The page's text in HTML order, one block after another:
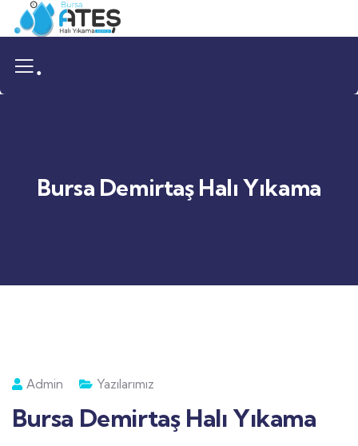
.
Bursa Demirtaş Halı Yıkama
Admin Yazılarımız
Bursa Demirtaş Halı Yıkama